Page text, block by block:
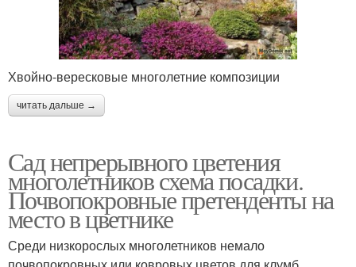
Хвойно-вересковые многолетние композиции
читать дальше →
Сад непрерывного цветения
многолетников схема посадки.
Почвопокровные претенденты на
место в цветнике
Среди низкорослых многолетников немало